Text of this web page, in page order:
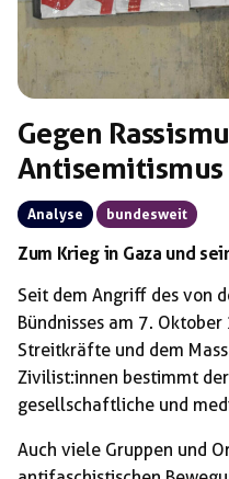
Gegen
Antisemitismus
Analyse bundesweit
Zum Krieg in Gaza und
Seit dem Angriff des von
Bündnisses am 7.
Streitkräfte und dem
Zivilist:innen bestimmt
gesellschaftliche und
Auch viele Gruppen und